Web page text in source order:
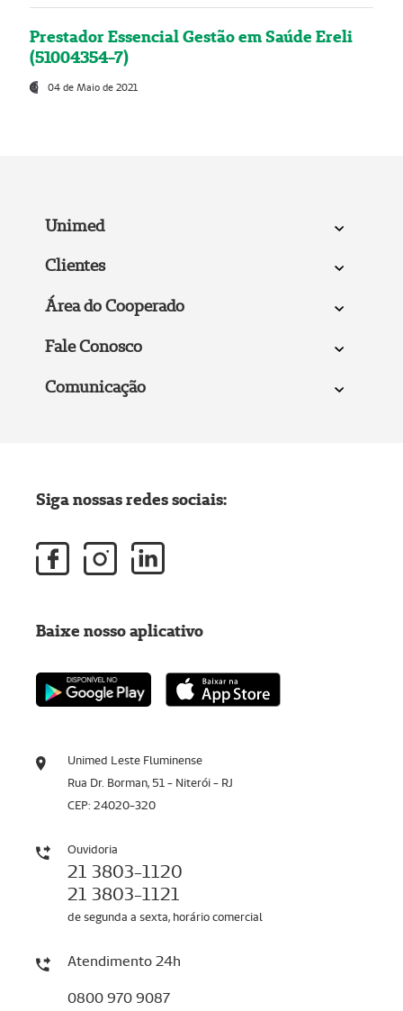
Prestador Essencial Gestão em Saúde Ereli
(51004354-7)
04 de Maio de 2021
Unimed
Clientes
Área do Cooperado
Fale Conosco
Comunicação
Unimed Leste Fluminense
Rua Dr. Borman, 51 - Niterói - RJ
CEP: 24020-320
Ouvidoria
21 3803-1120
21 3803-1121
de segunda a sexta, horário comercial
Atendimento 24h
0800 970 9087
Siga nossas redes sociais:
Baixe nosso aplicativo